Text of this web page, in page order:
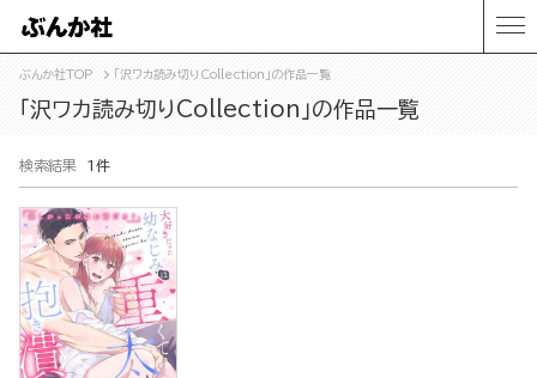
ぶんか社TOP 「沢ワカ読み切りCollection」の作品一覧
「沢ワカ読み切りCollection」の作品一覧
検索結果 1件